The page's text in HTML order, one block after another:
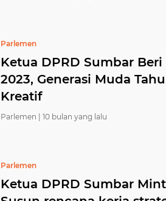
Parlemen
Ketua DPRD Sumbar
2023, Generasi Muda
Kreatif
Parlemen | 10 bulan yang lalu
Parlemen
Ketua DPRD Sumbar